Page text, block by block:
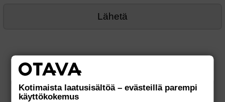
Kotimaista laatusisältöä – evästeillä parempi
käyttökokemus